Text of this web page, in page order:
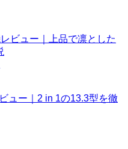
ビュー｜上品で凛とした
ュー｜2 in 1の13.3型を徹